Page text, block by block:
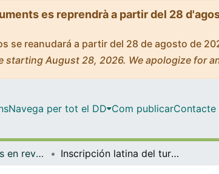
es reprendrà a partir del 28
se reanudará a partir del 28 de agosto de
August 28, 2026. We apologize for
Navega per tot el DD Com publicarContacte
Articles publicats en revistes (Història i Arqueologia) Inscripción latina del turó de Sant Grau (Caldes de Malavella, Gerona)